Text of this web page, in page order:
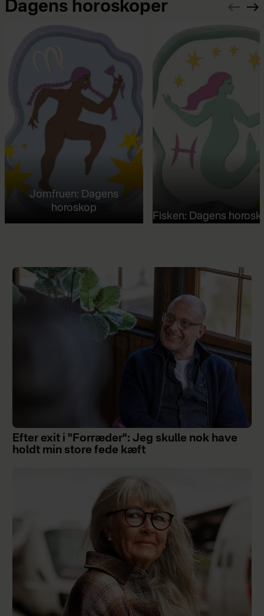
Dagens horoskoper
Jomfruen: Dagens
horoskop
Fisken: Dagens
Efter exit i "Forræder": Jeg skulle nok have
holdt min store fede kæft